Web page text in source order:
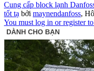
Cung cấp block lạnh
tốt tạ bởi maynendanfoss,
You must log in or register